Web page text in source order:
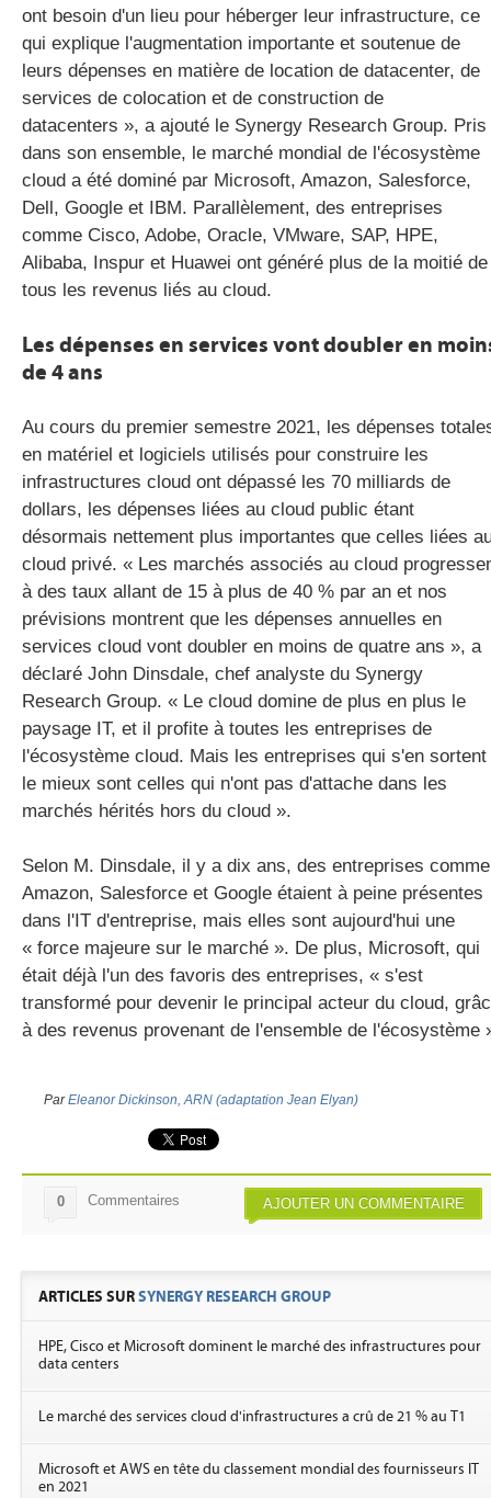
ont besoin d'un lieu pour héberger leur infrastructure, ce
qui explique l'augmentation importante et soutenue de
leurs dépenses en matière de location de datacenter, de
services de colocation et de construction de
datacenters », a ajouté le Synergy Research Group. Pris
dans son ensemble, le marché mondial de l'écosystème
cloud a été dominé par Microsoft, Amazon, Salesforce,
Dell, Google et IBM. Parallèlement, des entreprises
comme Cisco, Adobe, Oracle, VMware, SAP, HPE,
Alibaba, Inspur et Huawei ont généré plus de la moitié de
tous les revenus liés au cloud.
Les dépenses en services vont doubler en
de 4 ans
Au cours du premier semestre 2021, les dépenses
en matériel et logiciels utilisés pour construire les
infrastructures cloud ont dépassé les 70 milliards de
dollars, les dépenses liées au cloud public étant
désormais nettement plus importantes que celles liées
cloud privé. « Les marchés associés au cloud
à des taux allant de 15 à plus de 40 % par an et nos
prévisions montrent que les dépenses annuelles en
services cloud vont doubler en moins de quatre ans », a
déclaré John Dinsdale, chef analyste du Synergy
Research Group. « Le cloud domine de plus en plus le
paysage IT, et il profite à toutes les entreprises de
l'écosystème cloud. Mais les entreprises qui s'en sortent
le mieux sont celles qui n'ont pas d'attache dans les
marchés hérités hors du cloud ».
Selon M. Dinsdale, il y a dix ans, des entreprises comme
Amazon, Salesforce et Google étaient à peine présentes
dans l'IT d'entreprise, mais elles sont aujourd'hui une
« force majeure sur le marché ». De plus, Microsoft, qui
était déjà l'un des favoris des entreprises, « s'est
transformé pour devenir le principal acteur du cloud,
à des revenus provenant de l'ensemble de l'écosystème
ParEleanor Dickinson, ARN (adaptation Jean Elyan)
AJOUTER UN COMMENTAIRE
0 Commentaires
ARTICLES SURSYNERGY RESEARCH GROUP
HPE, Cisco et Microsoft dominent le marché des infrastructures pour
data centers
Le marché des services cloud d'infrastructures a crû de 21 % au T1
Microsoft et AWS en tête du classement mondial des fournisseurs IT
en 2021